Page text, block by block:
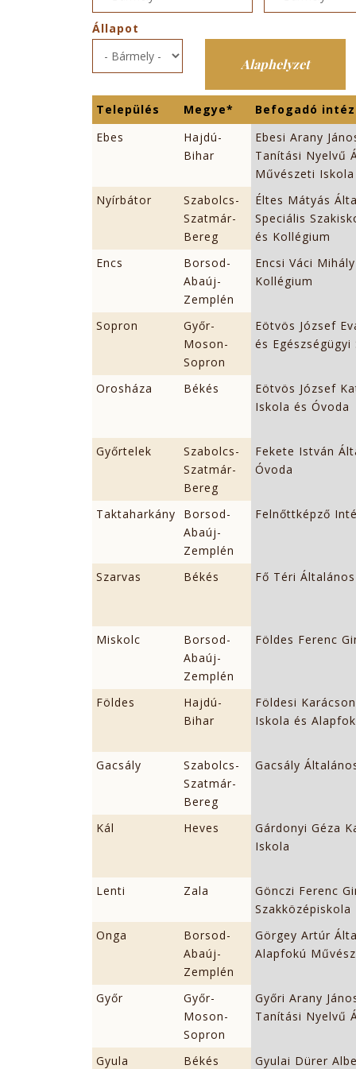
Állapot
Település Megye*
Befogadó
Ebes
Hajdú-
Bihar
Ebesi Arany
Tanítási Nyelvű
Művészeti Iskola
Nyírbátor
Szabolcs-
Szatmár-
Bereg
Éltes Mátyás
Speciális
és Kollégium
Encs
Borsod-
Abaúj-
Zemplén
Encsi Váci
Kollégium
Sopron
Győr-
Moson-
Sopron
Eötvös József
és
Orosháza Békés
Eötvös József
Iskola és Óvoda
Győrtelek
Szabolcs-
Szatmár-
Bereg
Fekete István
Óvoda
Taktaharkány
Borsod-
Abaúj-
Zemplén
Felnőttképző
Szarvas Békés Fő Téri
Miskolc
Borsod-
Abaúj-
Zemplén
Földes Ferenc
Földes
Hajdú-
Bihar
Földesi
Iskola és
Gacsály
Szabolcs-
Szatmár-
Bereg
Gacsály
Kál Heves
Gárdonyi Géza
Iskola
Lenti Zala
Gönczi Ferenc
Szakközépiskola
Onga
Borsod-
Abaúj-
Zemplén
Görgey Artúr
Alapfokú
Győr
Győr-
Moson-
Sopron
Győri Arany
Tanítási Nyelvű
Gyula Békés Gyulai Dürer